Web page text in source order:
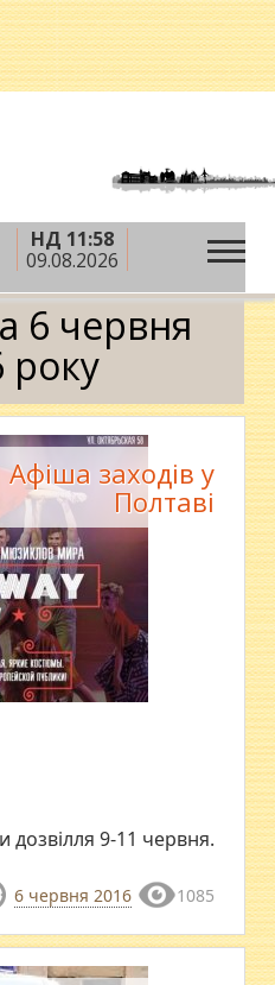
НД 11:58
09.08.2026
червень »6 червня
6 червня
року
Афіша заходів у
Полтаві
дозвілля 9-11 червня.
6 червня 2016 1085